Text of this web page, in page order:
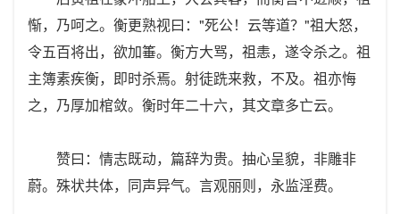
惭，乃呵之。衡更熟视曰："死公！云等道？"祖大怒，
令五百将出，欲加箠。衡方大骂，祖恚，遂令杀之。祖
主簿素疾衡，即时杀焉。射徒跣来救，不及。祖亦悔
之，乃厚加棺敛。衡时年二十六，其文章多亡云。
赞曰：情志既动，篇辞为贵。抽心呈貌，非雕非
蔚。殊状共体，同声异气。言观丽则，永监淫费。